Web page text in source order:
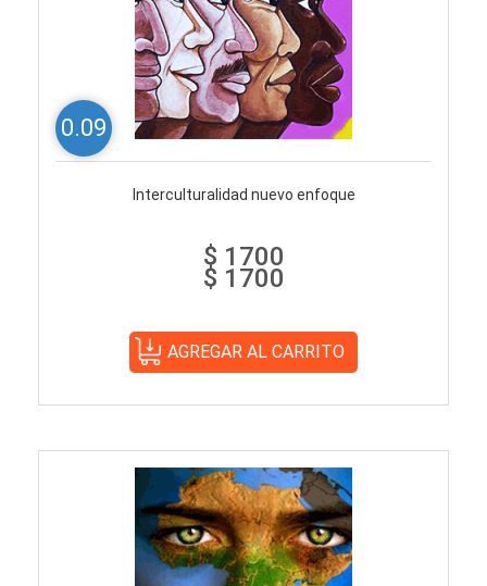
0.09
Interculturalidad nuevo enfoque
$ 1700
$ 1700